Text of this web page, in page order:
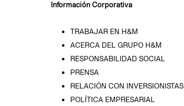
Información Corporativa
TRABAJAR EN H&M
ACERCA DEL GRUPO H&M
RESPONSABILIDAD SOCIAL
PRENSA
RELACIÓN CON INVERSIONISTAS
POLÍTICA EMPRESARIAL